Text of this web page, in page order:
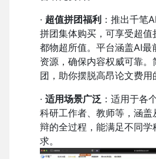
· 超值拼团福利 ：推出千笔
拼团集体购买，可享受超值
都物超所值。平台涵盖AI最
资源，确保内容权威可靠
团，助你摆脱高昂论文费用
· 适用场景广泛 ：适用于各
科研工作者、教师等，涵
辩的全过程，能满足不同
求。